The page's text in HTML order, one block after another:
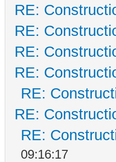
RE:
RE:
RE:
RE:
RE:
RE:
RE:
09:16:17